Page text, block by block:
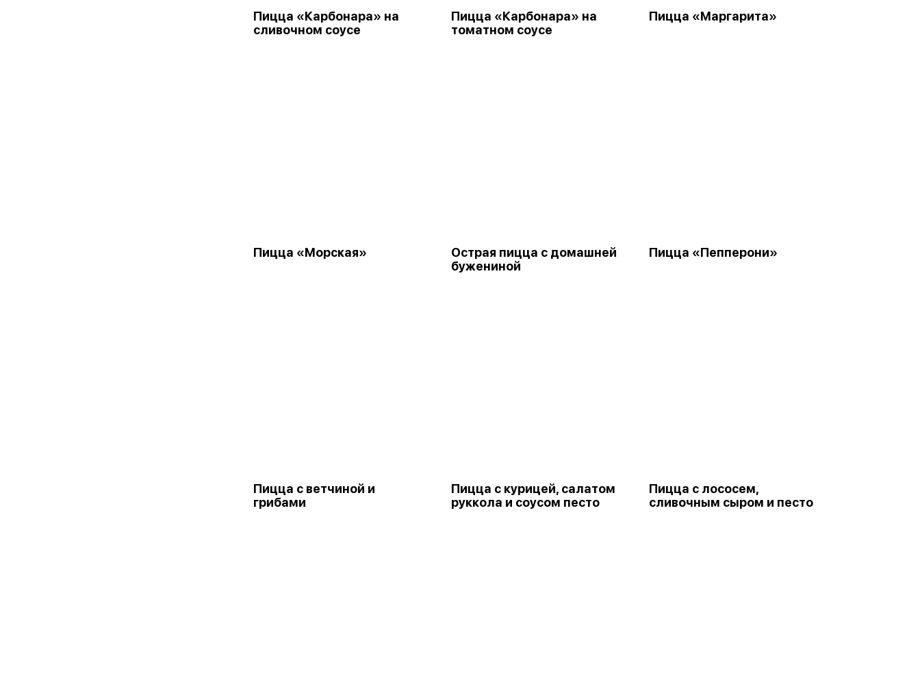
Пицца «Карбонара» на
сливочном соусе
Пицца «Карбонара» на
томатном соусе
Пицца «Маргарита»
Пицца «Морская»
Острая пицца с домашней
бужениной
Пицца «Пепперони»
Пицца с ветчиной и
грибами
Пицца с курицей, салатом
руккола и соусом песто
Пицца с лососем,
сливочным сыром и песто